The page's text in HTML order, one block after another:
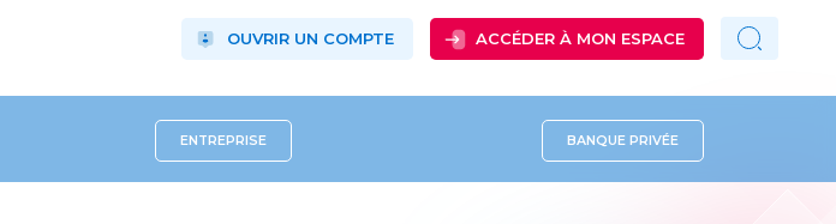
OUVRIR UN COMPTE ACCÉDER À MON ESPACE
ENTREPRISE BANQUE PRIVÉE